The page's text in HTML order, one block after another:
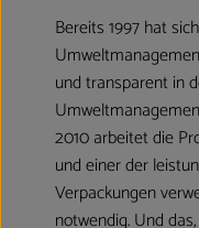
Bereits 1997 hat
und transparent in
2010 arbeitet die
und einer der
Verpackungen
notwendig. Und